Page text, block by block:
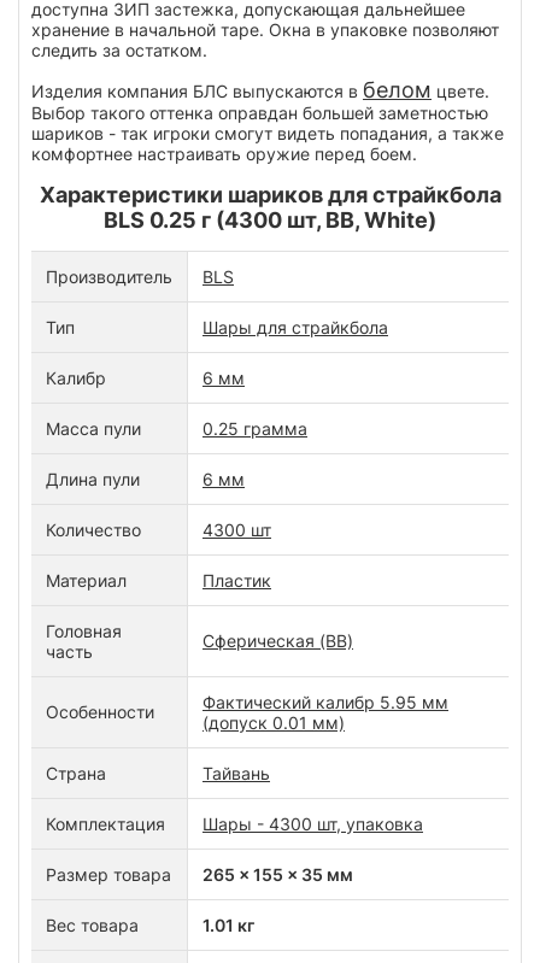
доступна ЗИП застежка, допускающая дальнейшее
хранение в начальной таре. Окна в упаковке позволяют
следить за остатком.
Изделия компания БЛС выпускаются в белом цвете.
Выбор такого оттенка оправдан большей заметностью
шариков - так игроки смогут видеть попадания, а также
комфортнее настраивать оружие перед боем.
Характеристики шариков для страйкбола
BLS 0.25 г (4300 шт, BB, White)
Производитель BLS
Тип Шары для страйкбола
Калибр 6 мм
Масса пули 0.25 грамма
Длина пули 6 мм
Количество 4300 шт
Материал Пластик
Головная
часть
Сферическая (BB)
Особенности
Фактический калибр 5.95 мм
(допуск 0.01 мм)
Страна Тайвань
Комплектация Шары - 4300 шт, упаковка
Размер товара 265 x 155 x 35 мм
Вес товара 1.01 кг